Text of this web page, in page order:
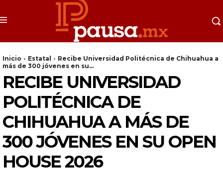
Inicio Estatal
Recibe Universidad Politécnica de Chihuahua a
más de 300 jóvenes en su...
RECIBE UNIVERSIDAD
POLITÉCNICA DE
CHIHUAHUA A MÁS DE
300 JÓVENES EN SU OPEN
HOUSE 2026